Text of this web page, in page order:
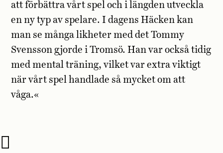
att förbättra vårt spel och i längden utveckla
en ny typ av spelare. I dagens Häcken kan
man se många likheter med det Tommy
Svensson gjorde i Tromsö. Han var också tidig
med mental träning, vilket var extra viktigt
när vårt spel handlade så mycket om att
våga.«